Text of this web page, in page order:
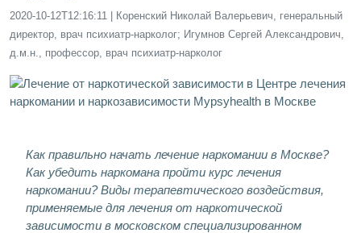
2020-10-12T12:16:11
| Коренский Николай Валерьевич, генеральный
директор, врач психиатр-нарколог; Игумнов Сергей Александрович,
д.м.н., профессор, врач психиатр-нарколог
Как правильно начать лечение наркомании в Москве?
Как убедить наркомана пройти курс лечения
наркомании? Виды терапевтического воздействия,
применяемые для лечения от наркотической
зависимости в московском специализированном